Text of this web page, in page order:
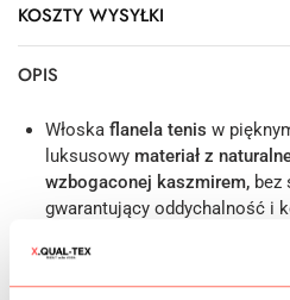
KOSZTY WYSYŁKI
OPIS
Włoska flanela tenis w
luksusowy materiał z
wzbogaconej kaszmirem,bez
gwarantujący oddychalność i
szlachetna tkanina łączy
merynosów i kóz
właściwości